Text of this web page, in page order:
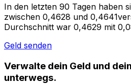
In den letzten 90 Tagen haben
zwischen 0,4628 und
Durchschnitt war 0,4629 mit
Geld senden
Verwalte dein Geld und
unterwegs.